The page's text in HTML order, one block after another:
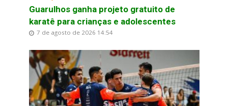
Guarulhos ganha projeto gratuito de
karatê para crianças e adolescentes
7 de agosto de 2026 14:54